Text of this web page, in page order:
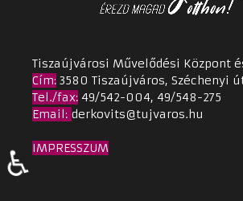
Tiszaújvárosi Művelődési Központ
Cím: 3580 Tiszaújváros, Széchenyi
Tel./fax: 49/542-004, 49/548-275
Email: derkovits@tujvaros.hu
IMPRESSZUM